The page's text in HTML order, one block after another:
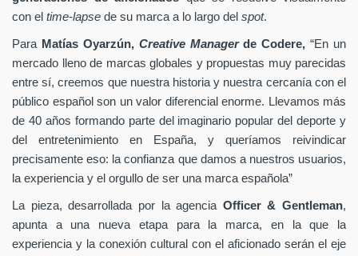
con el time-lapse de su marca a lo largo del spot.
Para Matías Oyarzún, Creative Managerde Codere,“En un
mercado lleno de marcas globales y propuestas muy parecidas
entre sí, creemos que nuestra historia y nuestra cercanía con el
público español son un valor diferencial enorme. Llevamos más
de 40 años formando parte del imaginario popular del deporte y
del entretenimiento en España, y queríamos reivindicar
precisamente eso: la confianza que damos a nuestros usuarios,
la experiencia y el orgullo de ser una marca española”
La pieza, desarrollada por la agencia Officer & Gentleman,
apunta a una nueva etapa para la marca, en la que la
experiencia y la conexión cultural con el aficionado serán el eje